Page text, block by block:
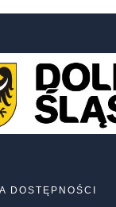
DOSTĘPNOŚCI